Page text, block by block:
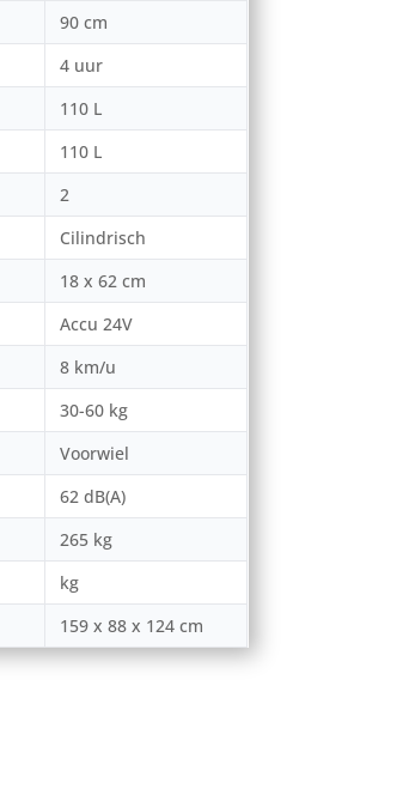
90 cm
4 uur
110 L
110 L
2
Cilindrisch
18 x 62 cm
Accu 24V
8 km/u
30-60 kg
Voorwiel
62 dB(A)
265 kg
kg
159 x 88 x 124 cm